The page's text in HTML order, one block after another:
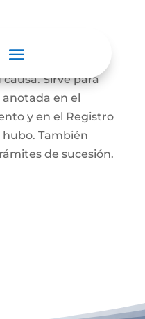
que prueba el
Sirve para
en el
y en el Registro
hubo. También
de sucesión.